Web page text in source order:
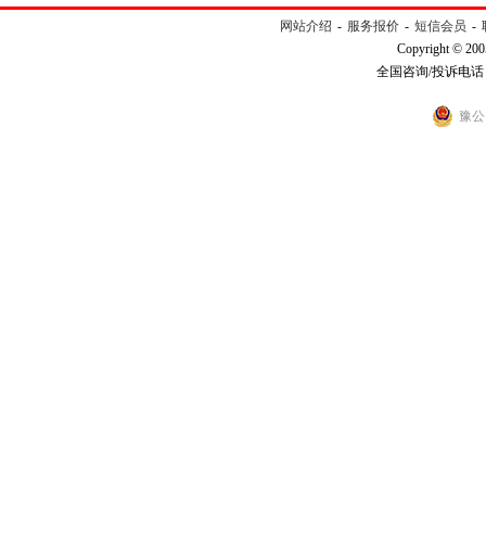
网站介绍 - 服务报价 - 短信会员 -
Copyright ©
全国咨询/投诉电话
豫